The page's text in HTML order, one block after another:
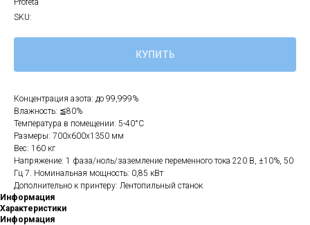
Profeta
SKU:
КУПИТЬ
Концентрация азота: до 99,999%
Влажность: ≦80%
Температура в помещении: 5-40°C
Размеры: 700x600x1350 мм
Вес: 160 кг
Напряжение: 1 фаза/ноль/заземление переменного тока 220 В, ±10%, 50
Гц 7. Номинальная мощность: 0,85 кВт
Дополнительно к принтеру: Лентопильный станок
Информация
Характеристики
Информация